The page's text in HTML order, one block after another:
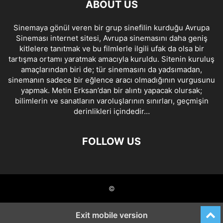
ABOUT US
Sinemaya gönül veren bir grup sinefilin kurduğu Avrupa
Sineması internet sitesi, Avrupa sinemasını daha geniş
kitlelere tanıtmak ve bu filmlerle ilgili ufak da olsa bir
tartışma ortamı yaratmak amacıyla kuruldu. Sitenin kuruluş
amaçlarından biri de; tür sinemasını da yadsımadan,
sinemanın sadece bir eğlence aracı olmadığının vurgusunu
yapmak. Metin Erksan’dan bir alıntı yapacak olursak;
bilimlerin ve sanatların varoluşlarının sınırları, geçmişin
derinlikleri içindedir…
FOLLOW US
©
Exit mobile version